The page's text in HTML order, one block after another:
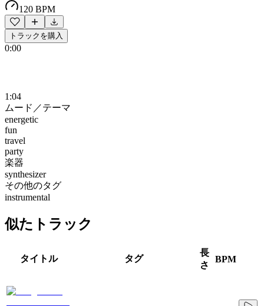
120 BPM
トラックを購入
0:00
1:04
ムード／テーマ
energetic
fun
travel
party
楽器
synthesizer
その他のタグ
instrumental
似たトラック
タイトル タグ
長
さ
BPM